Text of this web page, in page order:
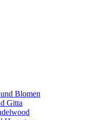
Blomen
Gitta